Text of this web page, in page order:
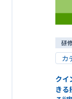
研
カ
クイ
きる